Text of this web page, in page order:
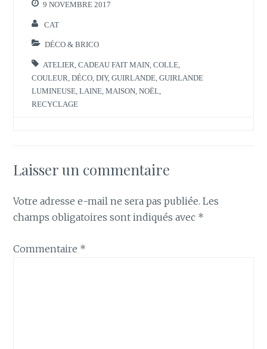
9 NOVEMBRE 2017
CAT
DÉCO & BRICO
ATELIER ,CADEAU FAIT MAIN ,COLLE
COULEUR ,DÉCO ,DIY,GUIRLANDE ,GUIRLANDE
LUMINEUSE ,LAINE ,MAISON ,NOËL
RECYCLAGE
Laisser un commentaire
Votre adresse e-mail ne sera pas publiée. Les
champs obligatoires sont indiqués avec *
Commentaire *